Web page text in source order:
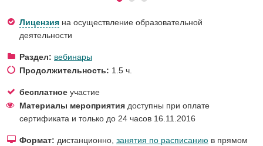
Лицензия на осуществление образовательной
деятельности
Раздел: вебинары
Продолжительность: 1.5 ч.
бесплатное участие
Материалы мероприятия доступны при оплате
сертификата и только до 24 часов 16.11.2016
Формат: дистанционно, занятия по расписанию в прямом